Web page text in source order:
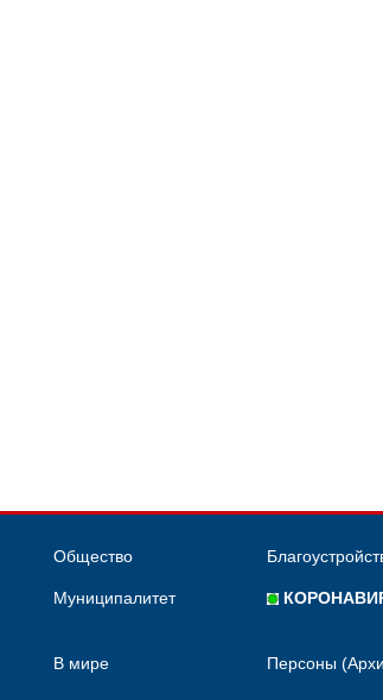
Общество
Муниципалитет
В мире Персоны